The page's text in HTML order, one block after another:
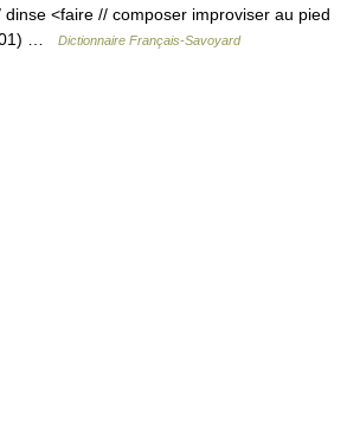
<faire // composer improviser au pied
…
Dictionnaire Français-Savoyard